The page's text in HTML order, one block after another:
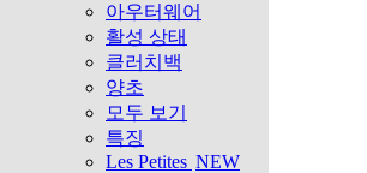
아우터웨어
활성 상태
클러치백
양초
모두 보기
특징
Les Petites NEW